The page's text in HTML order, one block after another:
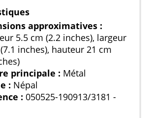
approximatives :
5.5 cm (2.2 inches), largeur
inches), hauteur 21 cm
principale : Métal
: Népal
: 050525-190913/3181 -